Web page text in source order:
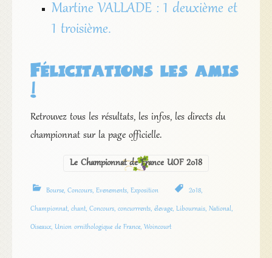
Martine VALLADE : 1 deuxième et
1 troisième.
Félicitations les amis
!
Retrouvez tous les résultats, les infos, les directs du
championnat sur la page officielle.
Le Championnat de France UOF 2018
Bourse, Concours, Evenements, Exposition 2018,
Championnat, chant, Concours, concurrrents, élevage, Libournais, National,
Oiseaux, Union ornithologique de France, Woincourt